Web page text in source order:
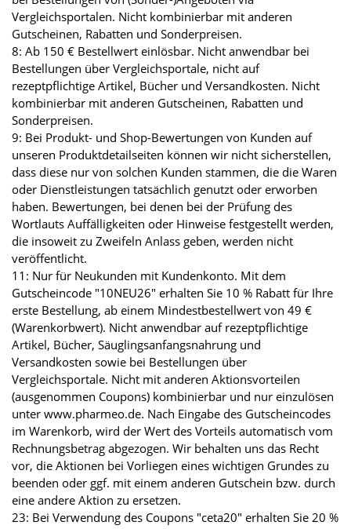
Vergleichsportalen. Nicht kombinierbar mit anderen
Gutscheinen, Rabatten und Sonderpreisen.
8: Ab 150 € Bestellwert einlösbar. Nicht anwendbar bei
Bestellungen über Vergleichsportale, nicht auf
rezeptpflichtige Artikel, Bücher und Versandkosten. Nicht
kombinierbar mit anderen Gutscheinen, Rabatten und
Sonderpreisen.
9: Bei Produkt- und Shop-Bewertungen von Kunden auf
unseren Produktdetailseiten können wir nicht sicherstellen,
dass diese nur von solchen Kunden stammen, die die Waren
oder Dienstleistungen tatsächlich genutzt oder erworben
haben. Bewertungen, bei denen bei der Prüfung des
Wortlauts Auffälligkeiten oder Hinweise festgestellt werden,
die insoweit zu Zweifeln Anlass geben, werden nicht
veröffentlicht.
11: Nur für Neukunden mit Kundenkonto. Mit dem
Gutscheincode "10NEU26" erhalten Sie 10 % Rabatt für Ihre
erste Bestellung, ab einem Mindestbestellwert von 49 €
(Warenkorbwert). Nicht anwendbar auf rezeptpflichtige
Artikel, Bücher, Säuglingsanfangsnahrung und
Versandkosten sowie bei Bestellungen über
Vergleichsportale. Nicht mit anderen Aktionsvorteilen
(ausgenommen Coupons) kombinierbar und nur einzulösen
unter www.pharmeo.de. Nach Eingabe des Gutscheincodes
im Warenkorb, wird der Wert des Vorteils automatisch vom
Rechnungsbetrag abgezogen. Wir behalten uns das Recht
vor, die Aktionen bei Vorliegen eines wichtigen Grundes zu
beenden oder ggf. mit einem anderen Gutschein bzw. durch
eine andere Aktion zu ersetzen.
23: Bei Verwendung des Coupons "ceta20" erhalten Sie 20 %